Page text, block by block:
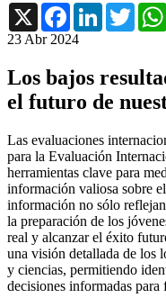
X FacebookLinkedIn
23 Abr 2024
Los bajos
el futuro de
Las evaluaciones
para la Evaluación
herramientas clave para
información valiosa sobre
información no sólo
la preparación de los
real y alcanzar el éxito
una visión detallada de los
y ciencias, permitiendo
decisiones informadas